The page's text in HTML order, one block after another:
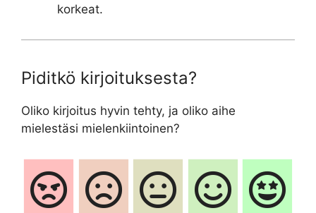
korkeat.
Piditkö kirjoituksesta?
Oliko kirjoitus hyvin tehty, ja oliko aihe
mielestäsi mielenkiintoinen?